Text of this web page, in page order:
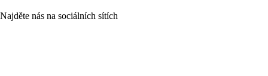
Najděte nás na sociálních sítích